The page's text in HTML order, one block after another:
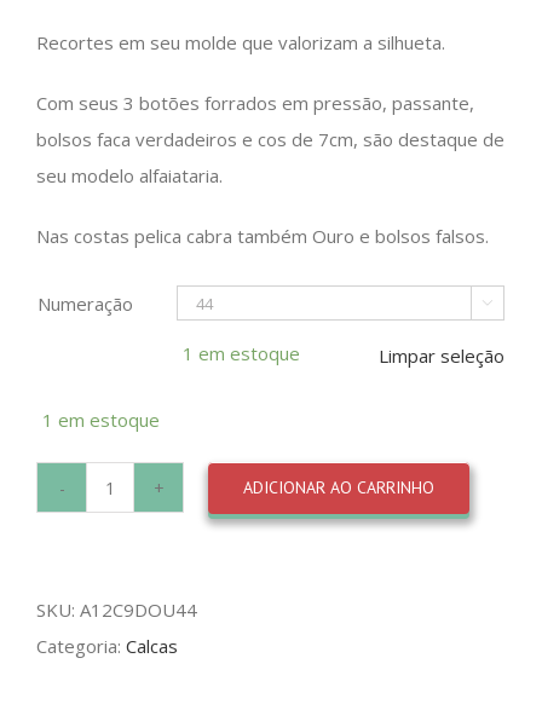
Recortes em seu molde que valorizam a silhueta.
Com seus 3 botões forrados em pressão, passante,
bolsos faca verdadeiros e cos de 7cm, são destaque de
seu modelo alfaiataria.
Nas costas pelica cabra também Ouro e bolsos falsos.
Numeração 
1 em estoque Limpar seleção
1 em estoque
ADICIONAR AO CARRINHO
SKU: A12C9DOU44
Categoria: Calcas